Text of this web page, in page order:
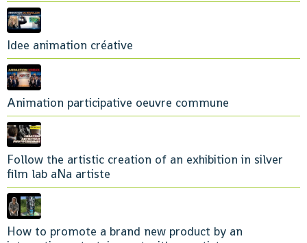
Idee animation créative
Animation participative oeuvre commune
Follow the artistic creation of an exhibition in silver
film lab aNa artiste
How to promote a brand new product by an